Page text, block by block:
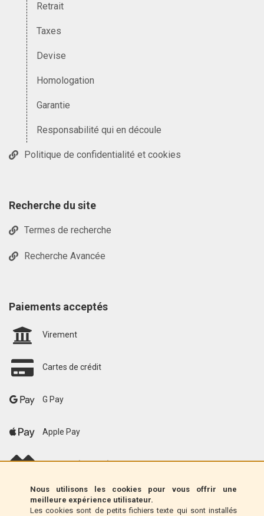
Nous utilisons les cookies pour vous offrir une
meilleure expérience utilisateur.
Les cookies sont de petits fichiers texte qui sont installés
Retrait
Taxes
Devise
Homologation
Garantie
Responsabilité qui en découle
Politique de confidentialité et cookies
Recherche du site
Termes de recherche
Recherche Avancée
Paiements acceptés
Virement
Cartes de crédit
G Pay
Apple Pay
scalapay (EU only)
Klarna (UE uniquement)